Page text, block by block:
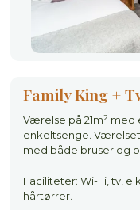
Family King +
Værelse på 21m2 med
enkeltsenge.
med både bruser og
Faciliteter: Wi-Fi, tv,
hårtørrer.